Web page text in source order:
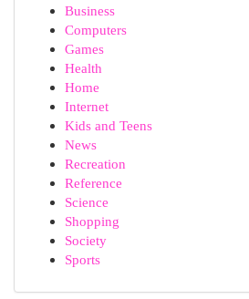
Business
Computers
Games
Health
Home
Internet
Kids and Teens
News
Recreation
Reference
Science
Shopping
Society
Sports